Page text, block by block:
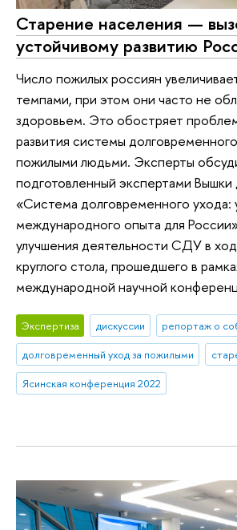
Старение населения —
устойчивому развитию
Число пожилых россиян
темпами, при этом они часто не
здоровьем. Это обостряет
развития системы
пожилыми людьми. Эксперты
подготовленный экспертами Вышки
«Система долговременного ухода:
международного опыта для
улучшения деятельности СДУ в
круглого стола, прошедшего в
международной научной
Экспертиза дискуссии
репортаж о
долговременный уход за пожилыми
Ясинская конференция 2022